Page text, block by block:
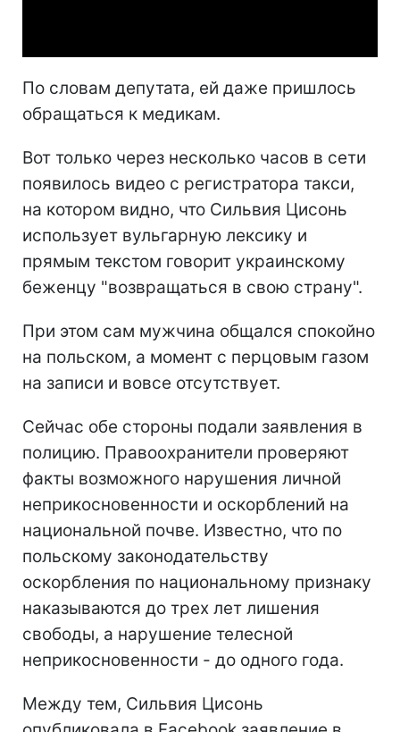
По словам депутата, ей даже пришлось
обращаться к медикам.
Вот только через несколько часов в сети
появилось видео с регистратора такси,
на котором видно, что Сильвия Цисонь
использует вульгарную лексику и
прямым текстом говорит украинскому
беженцу "возвращаться в свою страну".
При этом сам мужчина общался спокойно
на польском, а момент с перцовым газом
на записи и вовсе отсутствует.
Сейчас обе стороны подали заявления в
полицию. Правоохранители проверяют
факты возможного нарушения личной
неприкосновенности и оскорблений на
национальной почве. Известно, что по
польскому законодательству
оскорбления по национальному признаку
наказываются до трех лет лишения
свободы, а нарушение телесной
неприкосновенности - до одного года.
Между тем, Сильвия Цисонь